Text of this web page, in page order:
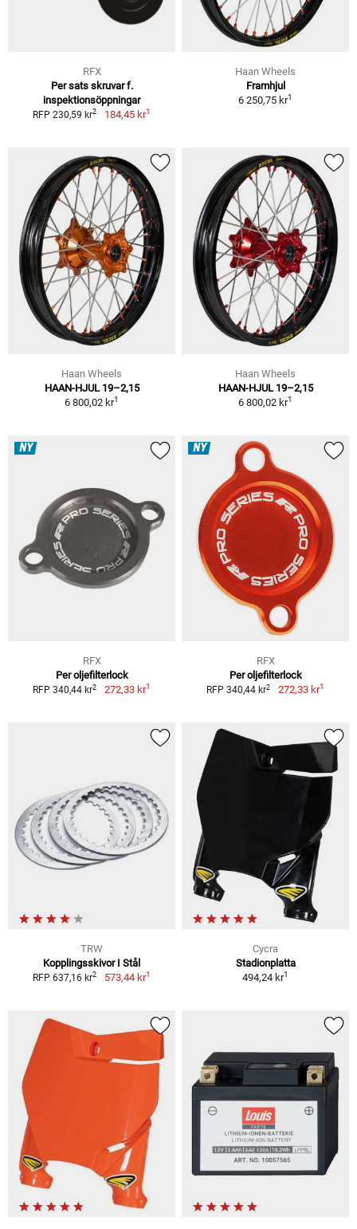
RFX
Per sats skruvar f.
inspektionsöppningar
RFP 230,59 kr2 184,45 kr1
Haan Wheels
Framhjul
6 250,75 kr1
Haan Wheels
HAAN-HJUL 19–2,15
6 800,02 kr1
Haan Wheels
HAAN-HJUL 19–2,15
6 800,02 kr1
NY
RFX
Per oljefilterlock
RFP 340,44 kr2 272,33 kr1
NY
RFX
Per oljefilterlock
RFP 340,44 kr2 272,33 kr1
TRW
Kopplingsskivor I Stål
RFP 637,16 kr2 573,44 kr1
Cycra
Stadionplatta
494,24 kr1